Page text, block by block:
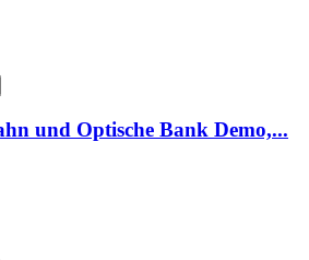
und Optische Bank Demo,...